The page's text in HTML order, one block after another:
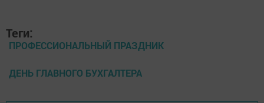
Теги:
ПРОФЕССИОНАЛЬНЫЙ ПРАЗДНИК
ДЕНЬ ГЛАВНОГО БУХГАЛТЕРА